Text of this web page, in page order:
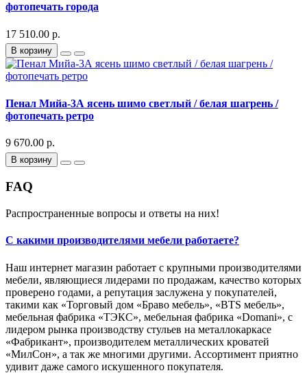
фотопечать города
17 510.00 р.
В корзину
Пенал Мийа-3А ясень шимо светлый / белая шагрень /
фотопечать ретро
9 670.00 р.
В корзину
FAQ
Распространенные вопросы и ответы на них!
С какими производителями мебели работаете?
Наш интернет магазин работает с крупными производителями
мебели, являющиеся лидерами по продажам, качество которых
проверено годами, а репутация заслужена у покупателей,
такими как «Торговый дом «Браво мебель», «BTS мебель»,
мебельная фабрика «ТЭКС», мебельная фабрика «Domani», с
лидером рынка производству стульев на металлокаркасе
«Фабрикант», производителем металлических кроватей
«МилСон», а так же многими другими. Ассортимент приятно
удивит даже самого искушенного покупателя.